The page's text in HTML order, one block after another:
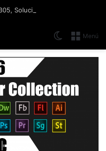
Menú
Switch skin